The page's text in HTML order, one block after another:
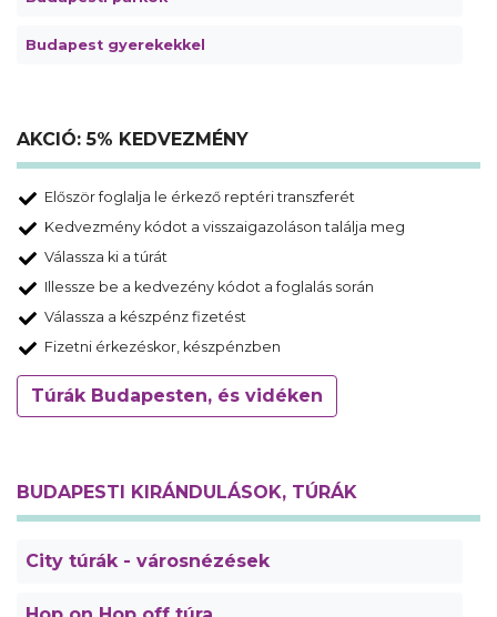
Budapest gyerekekkel
AKCIÓ: 5% KEDVEZMÉNY
Először foglalja le érkező reptéri transzferét
Kedvezmény kódot a visszaigazoláson találja meg
Válassza ki a túrát
Illessze be a kedvezény kódot a foglalás során
Válassza a készpénz fizetést
Fizetni érkezéskor, készpénzben
Túrák Budapesten, és vidéken
BUDAPESTI KIRÁNDULÁSOK, TÚRÁK
City túrák - városnézések